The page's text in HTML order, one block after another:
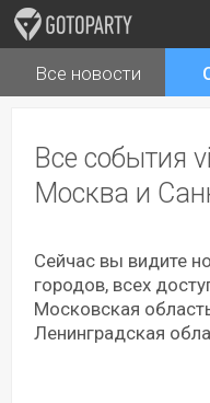
Города Музыка
Все новости
Все события
Москва и
Сейчас вы видите
городов, всех
Московская
Ленинградская